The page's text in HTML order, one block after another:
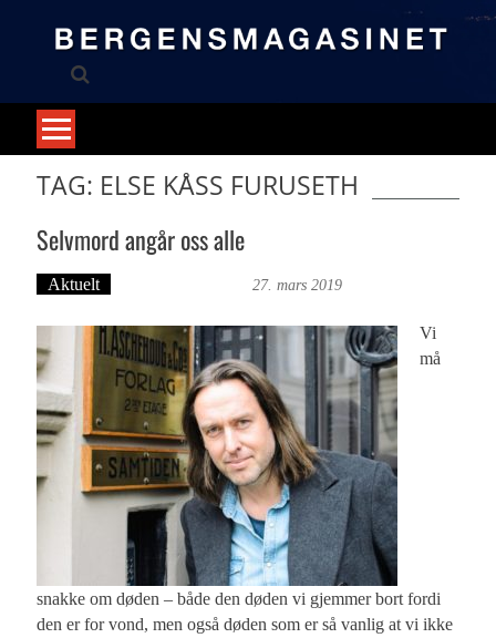
TAG: ELSE KÅSS FURUSETH
Selvmord angår oss alle
Aktuelt 27. mars 2019
Vi
må
snakke om døden – både den døden vi gjemmer bort fordi
den er for vond, men også døden som er så vanlig at vi ikke